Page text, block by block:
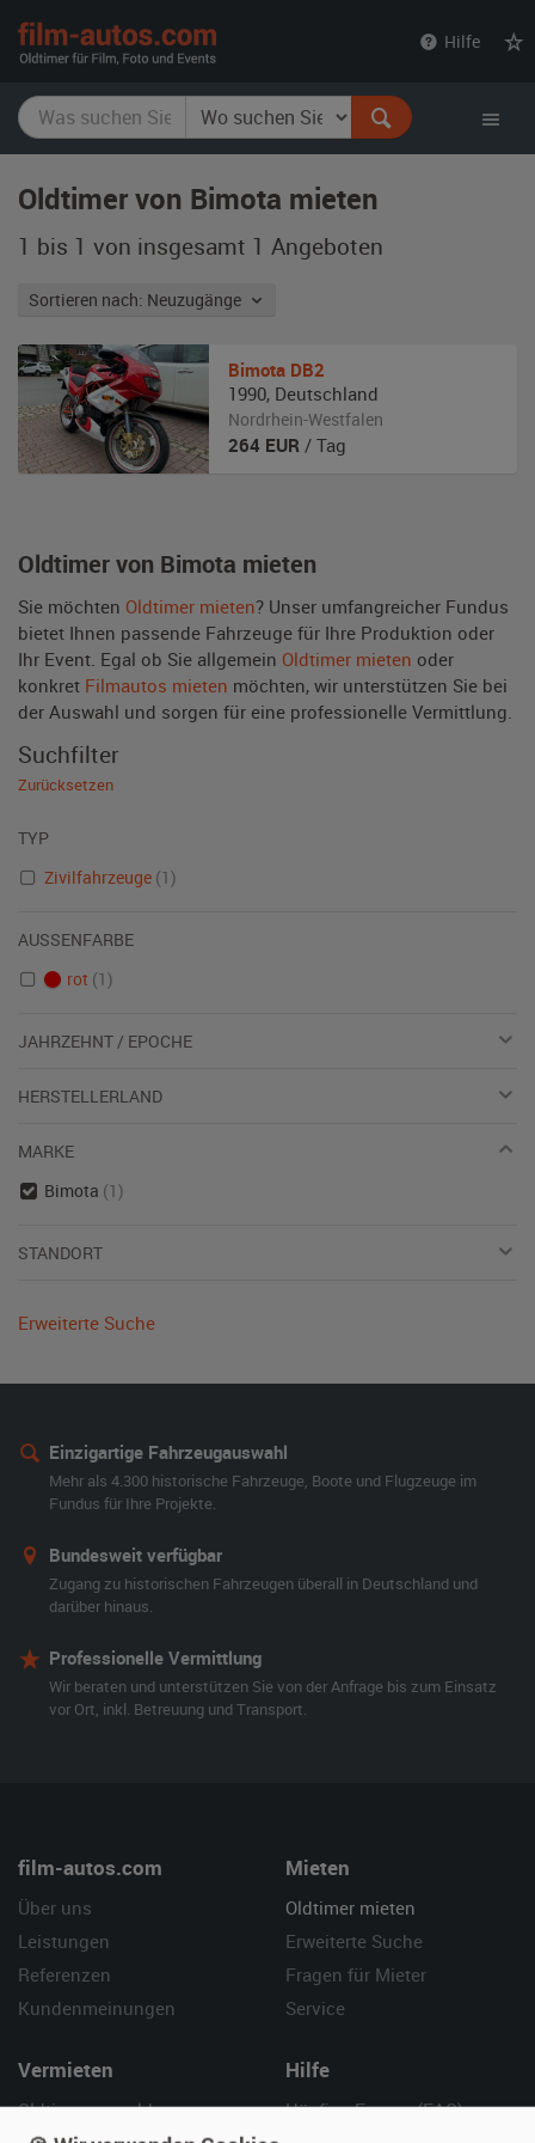
Hilfe
Oldtimer von Bimota mieten
1 bis 1 von insgesamt 1 Angeboten
Sortieren nach: Neuzugänge
Oldtimer von Bimota mieten
Sie möchten Oldtimer mieten? Unser umfangreicher Fundus
bietet Ihnen passende Fahrzeuge für Ihre Produktion oder
Ihr Event. Egal ob Sie allgemein Oldtimer mieten oder
konkret Filmautos mieten möchten, wir unterstützen Sie bei
der Auswahl und sorgen für eine professionelle Vermittlung.
Bimota DB2
1990, Deutschland
Nordrhein-Westfalen
264 EUR / Tag
Suchfilter
Zurücksetzen
TYP
Zivilfahrzeuge (1)
AUSSENFARBE
rot (1)
JAHRZEHNT / EPOCHE
HERSTELLERLAND
MARKE
Bimota (1)
STANDORT
Erweiterte Suche
Einzigartige Fahrzeugauswahl
Mehr als 4.300 historische Fahrzeuge, Boote und Flugzeuge im
Fundus für Ihre Projekte.
Bundesweit verfügbar
Zugang zu historischen Fahrzeugen überall in Deutschland und
darüber hinaus.
Professionelle Vermittlung
Wir beraten und unterstützen Sie von der Anfrage bis zum Einsatz
vor Ort, inkl. Betreuung und Transport.
film-autos.com
Über uns
Leistungen
Referenzen
Kundenmeinungen
Mieten
Oldtimer mieten
Erweiterte Suche
Fragen für Mieter
Service
Vermieten
Oldtimer anmelden
Hilfe
Häufige Fragen (FAQ)